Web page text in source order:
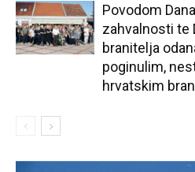
Povodom
zahvalnosti te
branitelja
poginulim,
hrvatskim